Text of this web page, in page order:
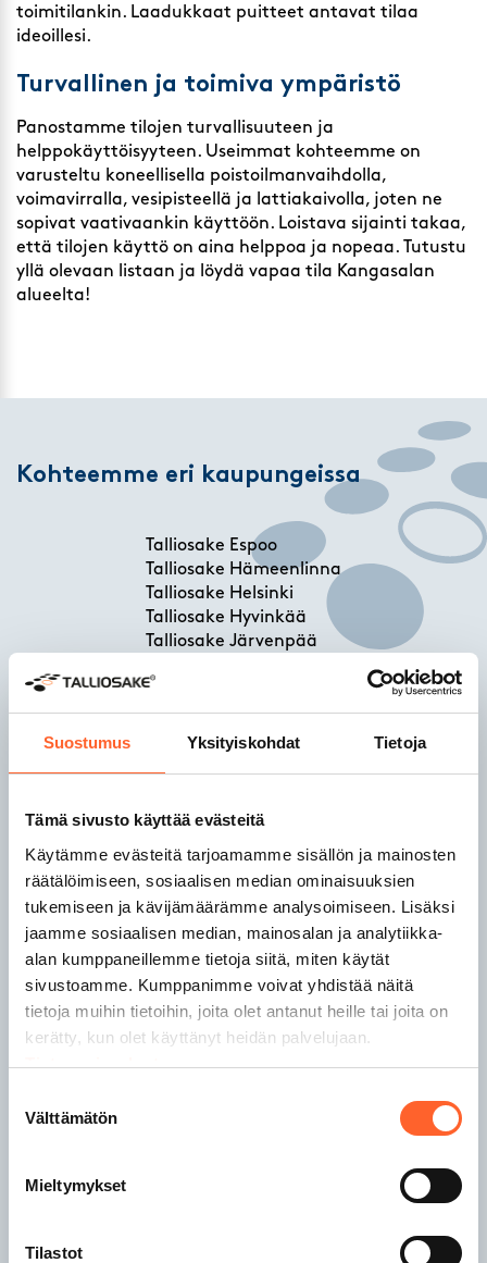
Suostumus Yksityiskohdat Tietoja
Tämä sivusto käyttää evästeitä
Käytämme evästeitä tarjoamamme sisällön ja mainosten
räätälöimiseen, sosiaalisen median ominaisuuksien
tukemiseen ja kävijämäärämme analysoimiseen. Lisäksi
jaamme sosiaalisen median, mainosalan ja analytiikka-
alan kumppaneillemme tietoja siitä, miten käytät
sivustoamme. Kumppanimme voivat yhdistää näitä
tietoja muihin tietoihin, joita olet antanut heille tai joita on
kerätty, kun olet käyttänyt heidän palvelujaan.
Tietosuojaseloste
valinta
Välttämätön
Mieltymykset
Tilastot
toimitilankin. Laadukkaat puitteet antavat tilaa
ideoillesi.
Turvallinen ja toimiva ympäristö
Panostamme tilojen turvallisuuteen ja
helppokäyttöisyyteen. Useimmat kohteemme on
varusteltu koneellisella poistoilmanvaihdolla,
voimavirralla, vesipisteellä ja lattiakaivolla, joten ne
sopivat vaativaankin käyttöön. Loistava sijainti takaa,
että tilojen käyttö on aina helppoa ja nopeaa. Tutustu
yllä olevaan listaan ja löydä vapaa tila Kangasalan
alueelta!
Kohteemme eri kaupungeissa
Talliosake Espoo
Talliosake Hämeenlinna
Talliosake Helsinki
Talliosake Hyvinkää
Talliosake Järvenpää
Talliosake Jyväskylä
Talliosake Kaarina
Talliosake Kempele
Talliosake Kirkkonummi
Talliosake Kuopio
Talliosake Lahti
Talliosake Lempäälä
Talliosake Lohja
Talliosake Nokia
Talliosake Nurmijärvi